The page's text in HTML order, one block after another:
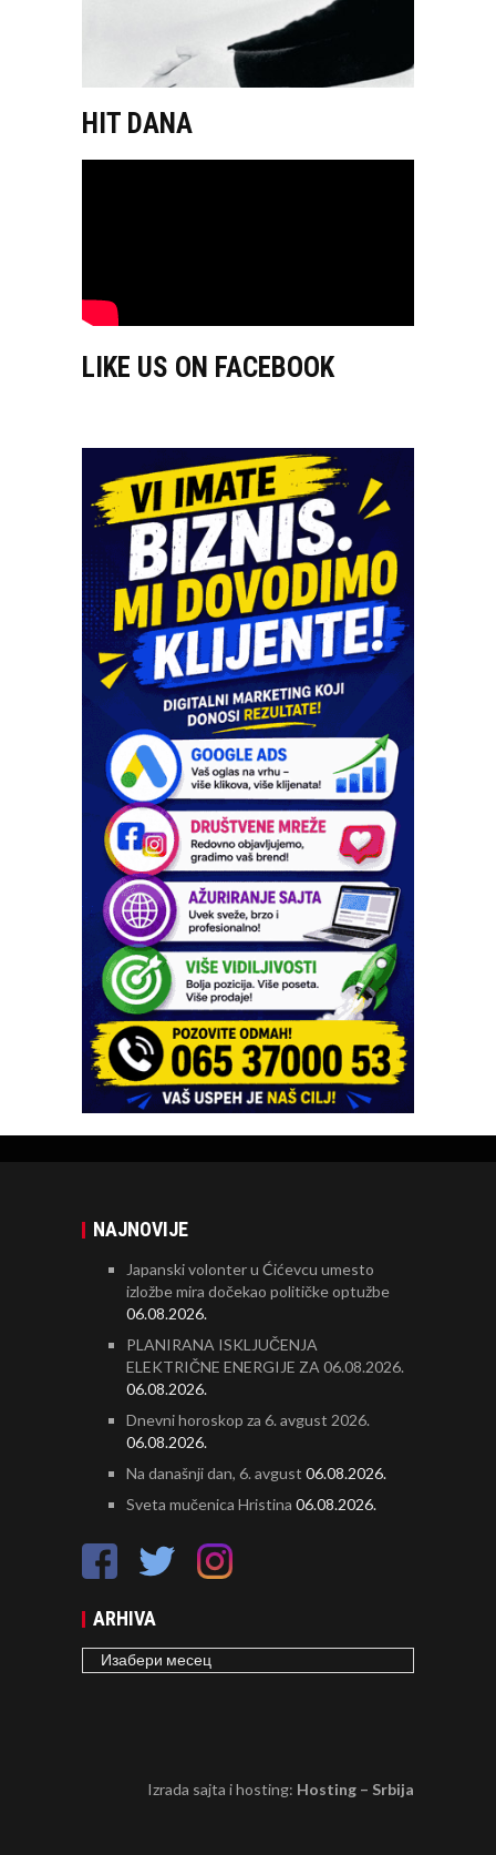
HIT DANA
LIKE US ON FACEBOOK
NAJNOVIJE
Japanski volonter u Ćićevcu umesto
izložbe mira dočekao političke optužbe
06.08.2026.
PLANIRANA ISKLJUČENJA
ELEKTRIČNE ENERGIJE ZA 06.08.2026.
06.08.2026.
Dnevni horoskop za 6. avgust 2026.
06.08.2026.
Na današnji dan, 6. avgust 06.08.2026.
Sveta mučenica Hristina 06.08.2026.
ARHIVA
ARHIVA
Izrada sajta i hosting: Hosting – Srbija